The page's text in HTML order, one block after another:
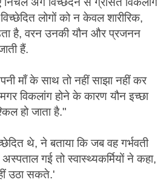
लोगों को न केवल शारीरिक,
है, वरन उनकी यौन और प्रजनन
हैं.
माँ के साथ तो नहीं साझा नहीं कर
विकलांग होने के कारण यौन इच्छा
हो जाता है."
थे, ने बताया कि जब वह गर्भवती
गई तो स्वास्थ्यकर्मियों ने कहा,
उठा सकते.'